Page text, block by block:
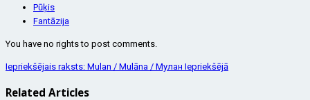
Pūķis
Fantāzija
You have no rights to post comments.
Iepriekšējais raksts: Mulan / Mulāna / Мулан Iepriekšējā
Related Articles